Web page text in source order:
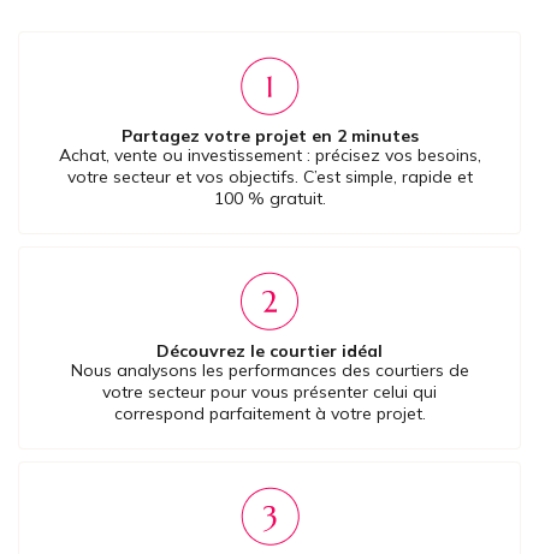
Partagez votre projet en 2 minutes
Achat, vente ou investissement : précisez vos besoins,
votre secteur et vos objectifs. C’est simple, rapide et
100 % gratuit.
Découvrez le courtier idéal
Nous analysons les performances des courtiers de
votre secteur pour vous présenter celui qui
correspond parfaitement à votre projet.